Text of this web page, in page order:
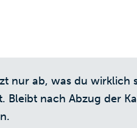
nur ab, was du wirklich
Bleibt nach Abzug der